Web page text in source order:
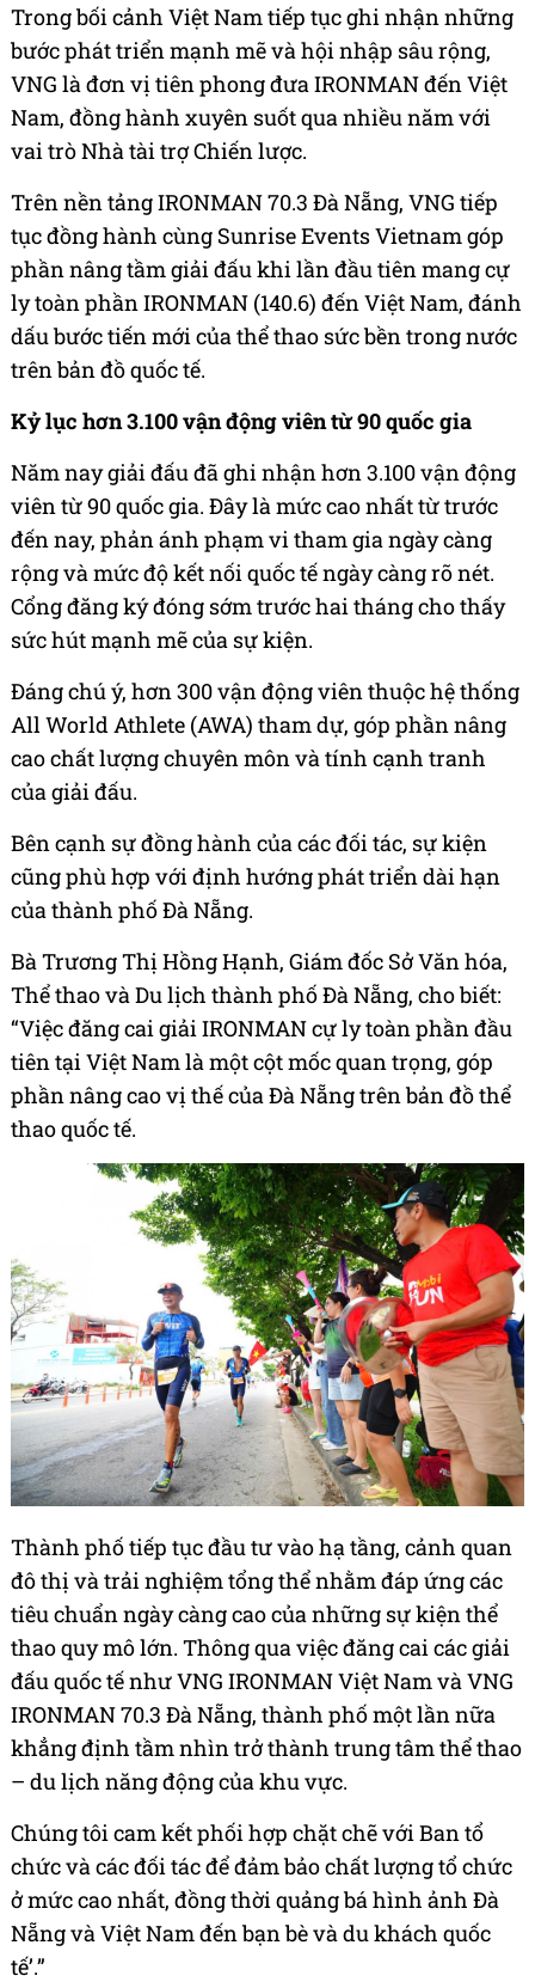
Trong bối cảnh Việt Nam tiếp tục ghi nhận những
bước phát triển mạnh mẽ và hội nhập sâu rộng,
VNG là đơn vị tiên phong đưa IRONMAN đến Việt
Nam, đồng hành xuyên suốt qua nhiều năm với
vai trò Nhà tài trợ Chiến lược.
Trên nền tảng IRONMAN 70.3 Đà Nẵng, VNG tiếp
tục đồng hành cùng Sunrise Events Vietnam góp
phần nâng tầm giải đấu khi lần đầu tiên mang cự
ly toàn phần IRONMAN (140.6) đến Việt Nam, đánh
dấu bước tiến mới của thể thao sức bền trong nước
trên bản đồ quốc tế.
Kỷ lục hơn 3.100 vận động viên từ 90 quốc gia
Năm nay giải đấu đã ghi nhận hơn 3.100 vận động
viên từ 90 quốc gia. Đây là mức cao nhất từ trước
đến nay, phản ánh phạm vi tham gia ngày càng
rộng và mức độ kết nối quốc tế ngày càng rõ nét.
Cổng đăng ký đóng sớm trước hai tháng cho thấy
sức hút mạnh mẽ của sự kiện.
Đáng chú ý, hơn 300 vận động viên thuộc hệ thống
All World Athlete (AWA) tham dự, góp phần nâng
cao chất lượng chuyên môn và tính cạnh tranh
của giải đấu.
Bên cạnh sự đồng hành của các đối tác, sự kiện
cũng phù hợp với định hướng phát triển dài hạn
của thành phố Đà Nẵng.
Bà Trương Thị Hồng Hạnh, Giám đốc Sở Văn hóa,
Thể thao và Du lịch thành phố Đà Nẵng, cho biết:
“Việc đăng cai giải IRONMAN cự ly toàn phần đầu
tiên tại Việt Nam là một cột mốc quan trọng, góp
phần nâng cao vị thế của Đà Nẵng trên bản đồ thể
thao quốc tế.
Thành phố tiếp tục đầu tư vào hạ tầng, cảnh quan
đô thị và trải nghiệm tổng thể nhằm đáp ứng các
tiêu chuẩn ngày càng cao của những sự kiện thể
thao quy mô lớn. Thông qua việc đăng cai các giải
đấu quốc tế như VNG IRONMAN Việt Nam và VNG
IRONMAN 70.3 Đà Nẵng, thành phố một lần nữa
khẳng định tầm nhìn trở thành trung tâm thể thao
– du lịch năng động của khu vực.
Chúng tôi cam kết phối hợp chặt chẽ với Ban tổ
chức và các đối tác để đảm bảo chất lượng tổ chức
ở mức cao nhất, đồng thời quảng bá hình ảnh Đà
Nẵng và Việt Nam đến bạn bè và du khách quốc
tế’.”